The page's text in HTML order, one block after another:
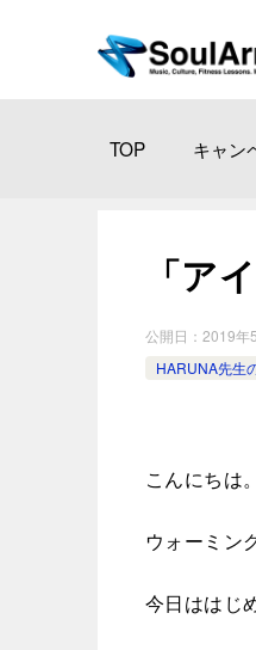
TOP キャン
「ア
公開日： 2019年
HARUNA先生
こんにちは
ウォーミ
今日ははじ